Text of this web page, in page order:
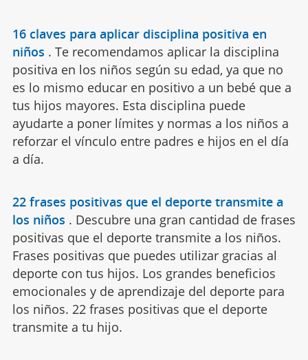
16 claves para aplicar disciplina positiva en
niños . Te recomendamos aplicar la disciplina
positiva en los niños según su edad, ya que no
es lo mismo educar en positivo a un bebé que a
tus hijos mayores. Esta disciplina puede
ayudarte a poner límites y normas a los niños a
reforzar el vínculo entre padres e hijos en el día
a día.
22 frases positivas que el deporte transmite a
los niños . Descubre una gran cantidad de frases
positivas que el deporte transmite a los niños.
Frases positivas que puedes utilizar gracias al
deporte con tus hijos. Los grandes beneficios
emocionales y de aprendizaje del deporte para
los niños. 22 frases positivas que el deporte
transmite a tu hijo.